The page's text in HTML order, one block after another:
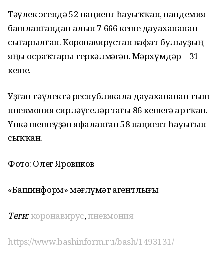
Тәүлек эсендә 52 пациент һауыҡҡан, пандемия
башланғандан алып 7 666 кеше дауахананан
сығарылған. Коронавирустан вафат булыуҙың
яңы осраҡтары теркәлмәгән. Мәрхүмдәр – 31
кеше.
Уҙған тәүлектә республикала дауахананан тыш
пневмония сирләүселәр тағы 86 кешегә артҡан.
Үпкә шешеүҙән яфаланған 58 пациент һауығып
сыҡҡан.
Фото: Олег Яровиков
«Башинформ» мәғлүмәт агентлығы
Теги:коронавирус,пневмония
https://www.bashinform.ru/bash/1493131/